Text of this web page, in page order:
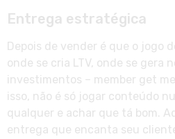
Entrega estratégica
Depois de vender é que o jogo
onde se cria LTV, onde se gera
investimentos – member get
isso, não é só jogar conteúdo
qualquer e achar que tá bom.
entrega que encanta seu